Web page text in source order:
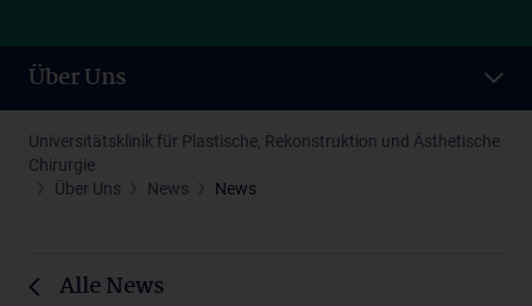
Über Uns
Universitätsklinik für Plastische, Rekonstruktion und Ästhetische
Chirurgie
Über Uns
News News
Alle News